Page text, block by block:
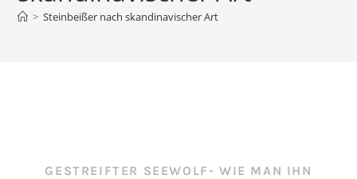
> Steinbeißer nach skandinavischer Art
GESTREIFTER SEEWOLF- WIE MAN IHN